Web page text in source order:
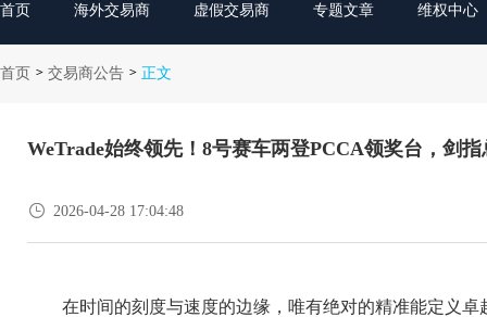
首页 海外交易商 虚假交易商 专题文章 维权中心
首页 > 交易商公告 > 正文
WeTrade始终领先！8号赛车两登PCCA领奖台，剑指
 2026-04-28 17:04:48
在时间的刻度与速度的边缘，唯有绝对的精准能定义卓